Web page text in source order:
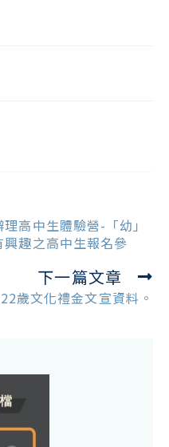
高中生體驗營-「幼」
趣之高中生報名參
下一篇文章
歲文化禮金文宣資料。